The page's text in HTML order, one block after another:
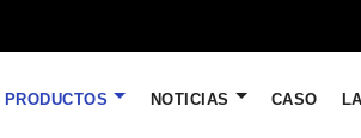
PRODUCTOS NOTICIAS CASO